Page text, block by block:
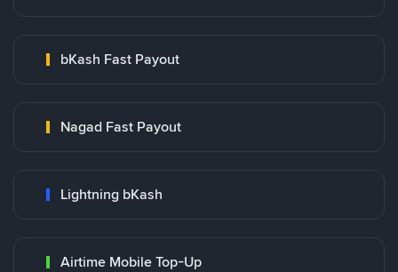
bKash Fast Payout
Nagad Fast Payout
Lightning bKash
Airtime Mobile Top-Up